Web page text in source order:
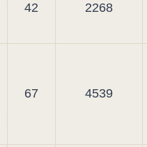
42 2268
67 4539